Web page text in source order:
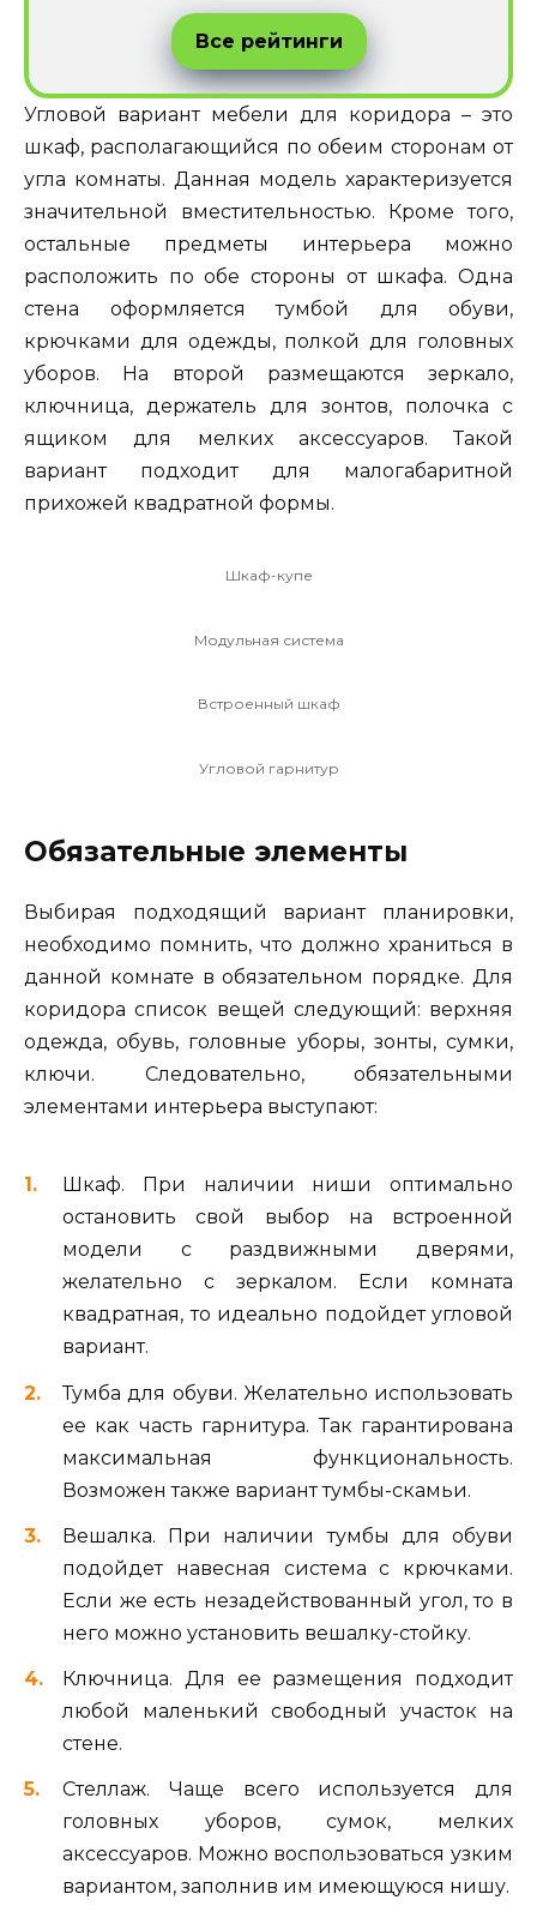
Все рейтинги
Угловой вариант мебели для коридора – это
шкаф, располагающийся по обеим сторонам от
угла комнаты. Данная модель характеризуется
значительной вместительностью. Кроме того,
остальные предметы интерьера можно
расположить по обе стороны от шкафа. Одна
стена оформляется тумбой для обуви,
крючками для одежды, полкой для головных
уборов. На второй размещаются зеркало,
ключница, держатель для зонтов, полочка с
ящиком для мелких аксессуаров. Такой
вариант подходит для малогабаритной
прихожей квадратной формы.
Шкаф-купе
Модульная система
Встроенный шкаф
Угловой гарнитур
Обязательные элементы
Выбирая подходящий вариант планировки,
необходимо помнить, что должно храниться в
данной комнате в обязательном порядке. Для
коридора список вещей следующий: верхняя
одежда, обувь, головные уборы, зонты, сумки,
ключи. Следовательно, обязательными
элементами интерьера выступают:
Шкаф. При наличии ниши оптимально
остановить свой выбор на встроенной
модели с раздвижными дверями,
желательно с зеркалом. Если комната
квадратная, то идеально подойдет угловой
вариант.
Тумба для обуви. Желательно использовать
ее как часть гарнитура. Так гарантирована
максимальная функциональность.
Возможен также вариант тумбы-скамьи.
Вешалка. При наличии тумбы для обуви
подойдет навесная система с крючками.
Если же есть незадействованный угол, то в
него можно установить вешалку-стойку.
Ключница. Для ее размещения подходит
любой маленький свободный участок на
стене.
Стеллаж. Чаще всего используется для
головных уборов, сумок, мелких
аксессуаров. Можно воспользоваться узким
вариантом, заполнив им имеющуюся нишу.